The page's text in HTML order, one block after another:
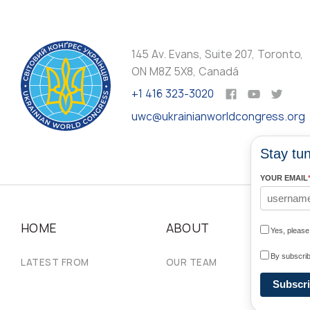
145 Av. Evans, Suite 207, Toronto,
ON M8Z 5X8, Canadá
+1 416 323-3020
uwc@ukrainianworldcongress.org
HOME
LATEST FROM
ABOUT
OUR TEAM
Stay
YOUR EMAIL*
Yes,
By